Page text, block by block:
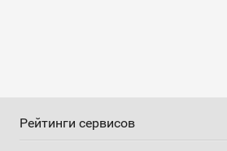
Рейтинги сервисов